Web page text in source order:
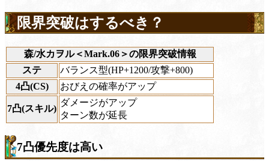
限界突破はするべき？
森/水カヲル＜Mark.06＞の限界突破情報
ステ
バランス型(HP+1200/攻撃+800)
4凸(CS)
おびえの確率がアップ
7凸(スキル)
ダメージがアップ
ターン数が延長
7凸優先度は高い